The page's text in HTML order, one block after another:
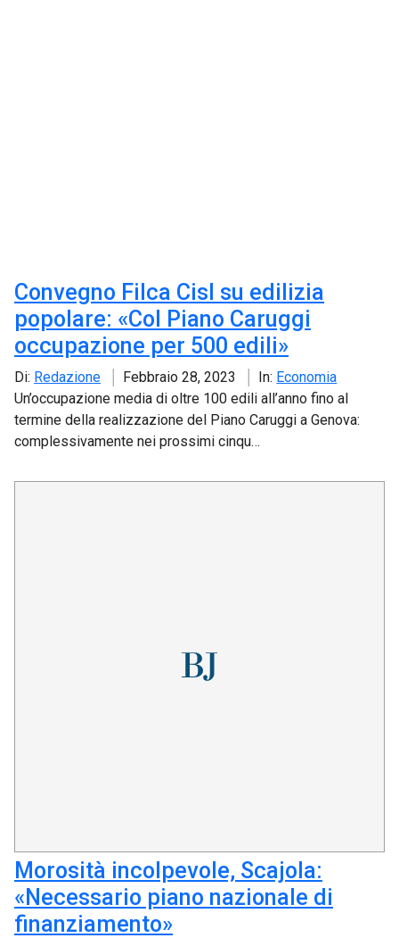
Convegno Filca Cisl su edilizia
popolare: «Col Piano Caruggi
occupazione per 500 edili»
Di: Redazione Febbraio 28, 2023 In: Economia
Un’occupazione media di oltre 100 edili all’anno fino al
termine della realizzazione del Piano Caruggi a Genova:
complessivamente nei prossimi cinqu…
Morosità incolpevole, Scajola:
«Necessario piano nazionale di
finanziamento»